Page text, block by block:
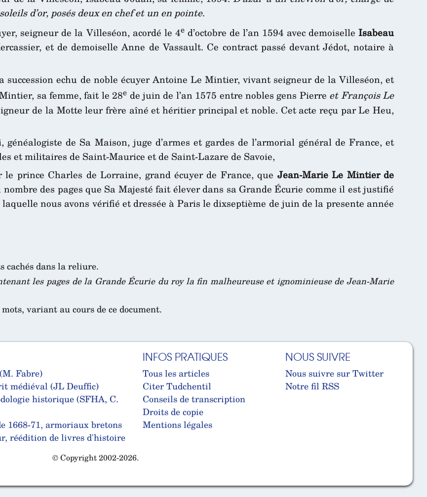
d’or, posés deux en chef et un en pointe.
seigneur de la Villeséon, acordé le 4ed’octobre de l’an 1594 avec demoiselleIsabeau
et de demoiselle Anne de Vassault. Ce contract passé devant Jédot, notaire à
echu de noble écuyer Antoine Le Mintier, vivant seigneur de la Villeséon, et
sa femme, fait le 28e de juin de l’an 1575 entre nobles gens Pierre et François Le
de la Motte leur frère aîné et héritier principal et noble. Cet acte reçu par Le Heu,
de Sa Maison, juge d’armes et gardes de l’armorial général de France, et
et militaires de Saint-Maurice et de Saint-Lazare de Savoie,
prince Charles de Lorraine, grand écuyer de France, que Jean-Marie Le Mintier de
des pages que Sa Majesté fait élever dans sa Grande Écurie comme il est justifié
nous avons vérifié et dressée à Paris le dixseptième de juin de la presente année
cachés dans la reliure.
les pages de la Grande Écurie du roy la fin malheureuse et ignominieuse de Jean-Marie
variant au cours de ce document.
Fabre)
médiéval (JL Deuffic)
historique (SFHA, C.
1668-71, armoriaux bretons
réédition de livres d'histoire
INFOS PRATIQUES
Tous les articles
Citer Tudchentil
Conseils de transcription
Droits de copie
Mentions légales
NOUS SUIVRE
Nous suivre sur Twitter
Notre fil RSS
© Copyright 2002-2026.